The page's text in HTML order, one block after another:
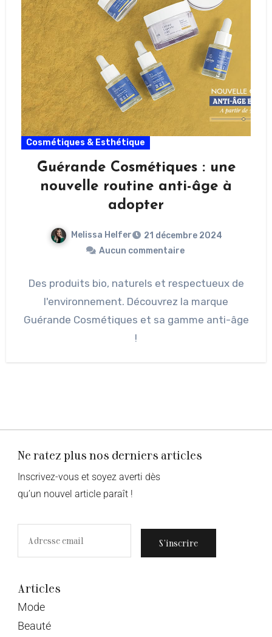
Cosmétiques & Esthétique
Guérande Cosmétiques : une
nouvelle routine anti-âge à
adopter
Melissa Helfer
21 décembre 2024
Aucun commentaire
Des produits bio, naturels et respectueux de
l'environnement. Découvrez la marque
Guérande Cosmétiques et sa gamme anti-âge
!
Ne ratez plus nos derniers articles
Inscrivez-vous et soyez averti dès
qu’un nouvel article paraît !
S’inscrire
Articles
Mode
Beauté